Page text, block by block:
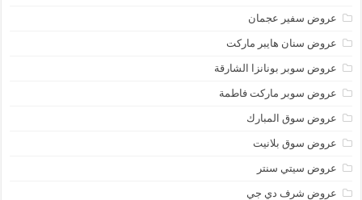
عروض سفير عجمان
عروض سنان هايبر ماركت
عروض سوبر بونانزا الشارقة
عروض سوبر ماركت فاطمة
عروض سوق المبارك
عروض سوق بلانيت
عروض سيتي سنتر
عروض شرف دي جي